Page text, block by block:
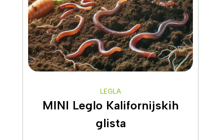
LEGLA
MINI Leglo Kalifornijskih
glista